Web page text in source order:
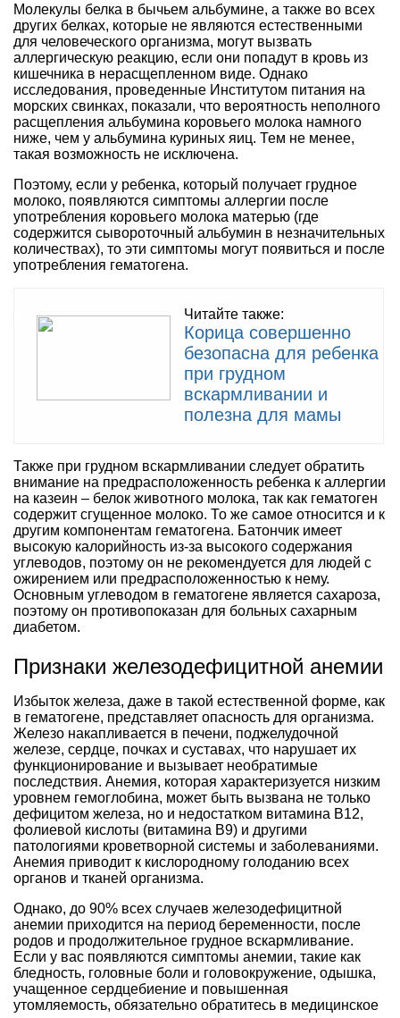
Молекулы белка в бычьем альбумине, а также во всех
других белках, которые не являются естественными
для человеческого организма, могут вызвать
аллергическую реакцию, если они попадут в кровь из
кишечника в нерасщепленном виде. Однако
исследования, проведенные Институтом питания на
морских свинках, показали, что вероятность неполного
расщепления альбумина коровьего молока намного
ниже, чем у альбумина куриных яиц. Тем не менее,
такая возможность не исключена.
Поэтому, если у ребенка, который получает грудное
молоко, появляются симптомы аллергии после
употребления коровьего молока матерью (где
содержится сывороточный альбумин в незначительных
количествах), то эти симптомы могут появиться и после
употребления гематогена.
Читайте также:
Корица совершенно
безопасна для ребенка
при грудном
вскармливании и
полезна для мамы
Также при грудном вскармливании следует обратить
внимание на предрасположенность ребенка к аллергии
на казеин – белок животного молока, так как гематоген
содержит сгущенное молоко. То же самое относится и к
другим компонентам гематогена. Батончик имеет
высокую калорийность из-за высокого содержания
углеводов, поэтому он не рекомендуется для людей с
ожирением или предрасположенностью к нему.
Основным углеводом в гематогене является сахароза,
поэтому он противопоказан для больных сахарным
диабетом.
Признаки железодефицитной анемии
Избыток железа, даже в такой естественной форме, как
в гематогене, представляет опасность для организма.
Железо накапливается в печени, поджелудочной
железе, сердце, почках и суставах, что нарушает их
функционирование и вызывает необратимые
последствия. Анемия, которая характеризуется низким
уровнем гемоглобина, может быть вызвана не только
дефицитом железа, но и недостатком витамина В12,
фолиевой кислоты (витамина В9) и другими
патологиями кроветворной системы и заболеваниями.
Анемия приводит к кислородному голоданию всех
органов и тканей организма.
Однако, до 90% всех случаев железодефицитной
анемии приходится на период беременности, после
родов и продолжительное грудное вскармливание.
Если у вас появляются симптомы анемии, такие как
бледность, головные боли и головокружение, одышка,
учащенное сердцебиение и повышенная
утомляемость, обязательно обратитесь в медицинское